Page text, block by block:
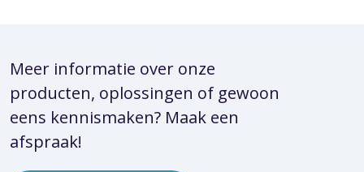
Meer informatie over onze
producten, oplossingen of gewoon
eens kennismaken? Maak een
afspraak!